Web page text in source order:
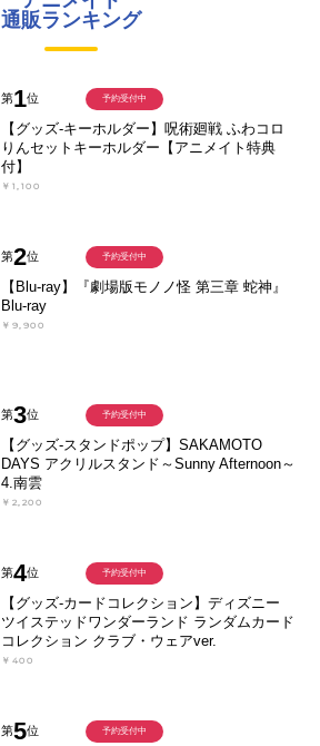
通販ランキング
第1位
【グッズ-キーホルダー】呪術廻戦 ふわコロ
りんセットキーホルダー【アニメイト特典
付】
￥1,100
予約受付中
第2位
【Blu-ray】『劇場版モノノ怪 第三章 蛇神』
Blu-ray
￥9,900
予約受付中
第3位
【グッズ-スタンドポップ】SAKAMOTO
DAYS アクリルスタンド～Sunny Afternoon～
4.南雲
￥2,200
予約受付中
第4位
【グッズ-カードコレクション】ディズニー
ツイステッドワンダーランド ランダムカード
コレクション クラブ・ウェアver.
￥400
予約受付中
第5位 予約受付中